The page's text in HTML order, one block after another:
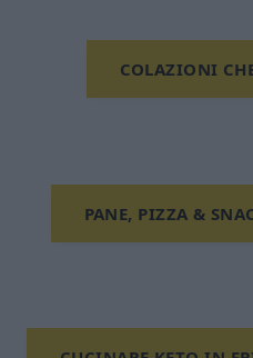
COLAZIONI
PANE, PIZZA &